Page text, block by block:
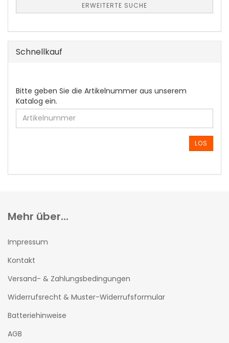
ERWEITERTE SUCHE
Schnellkauf
BITTE
GEBEN
SIE
DIE
ARTIKELNUMMER
EIN.
Bitte geben Sie die Artikelnummer aus unserem
Katalog ein.
LOS
Mehr über...
Impressum
Kontakt
Versand- & Zahlungsbedingungen
Widerrufsrecht & Muster-Widerrufsformular
Batteriehinweise
AGB